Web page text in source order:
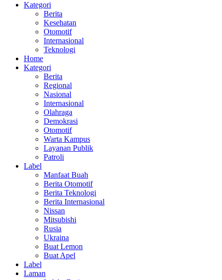
Kategori
Berita
Kesehatan
Otomotif
Internasional
Teknologi
Home
Kategori
Berita
Regional
Nasional
Internasional
Olahraga
Demokrasi
Otomotif
Warta Kampus
Layanan Publik
Patroli
Label
Manfaat Buah
Berita Otomotif
Berita Teknologi
Berita Internasional
Nissan
Mitsubishi
Rusia
Ukraina
Buat Lemon
Buat Apel
Label
Laman